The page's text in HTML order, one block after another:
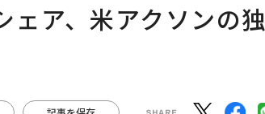
ェア、米アクソンの独